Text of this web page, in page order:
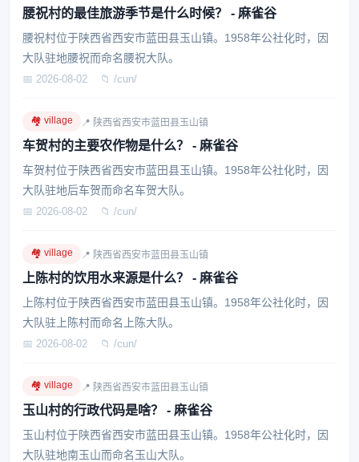
腰祝村的最佳旅游季节是什么时候？ - 麻雀谷
腰祝村位于陕西省西安市蓝田县玉山镇。1958年公社化时，因
大队驻地腰祝而命名腰祝大队。
📅 2026-08-02 📁 /cun/
🏘️ village 📍 陕西省西安市蓝田县玉山镇
车贺村的主要农作物是什么？ - 麻雀谷
车贺村位于陕西省西安市蓝田县玉山镇。1958年公社化时，因
大队驻地后车贺而命名车贺大队。
📅 2026-08-02 📁 /cun/
🏘️ village 📍 陕西省西安市蓝田县玉山镇
上陈村的饮用水来源是什么？ - 麻雀谷
上陈村位于陕西省西安市蓝田县玉山镇。1958年公社化时，因
大队驻上陈村而命名上陈大队。
📅 2026-08-02 📁 /cun/
🏘️ village 📍 陕西省西安市蓝田县玉山镇
玉山村的行政代码是啥？ - 麻雀谷
玉山村位于陕西省西安市蓝田县玉山镇。1958年公社化时，因
大队驻地南玉山而命名玉山大队。